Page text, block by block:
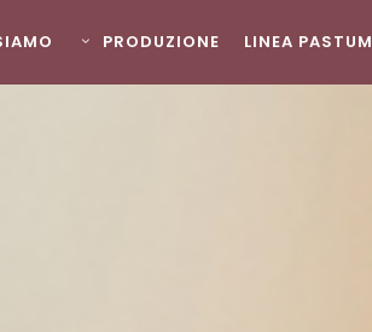
PRODUZIONE LINEA PASTUM